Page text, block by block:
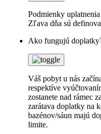
Podmienky
Zľava dňa sú
Ako fungujú
Váš pobyt u nás
respektíve
zostanete nad rámec
zarátava doplatky na
bazénov/sáun majú
limite.